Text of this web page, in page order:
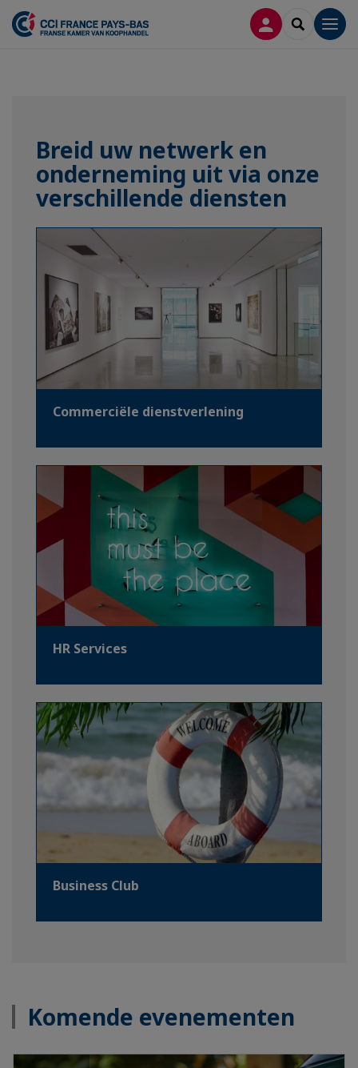
INLOGGEN
SEARCH
Breid uw netwerk en
onderneming uit via onze
verschillende diensten
Commerciële dienstverlening
HR Services
Business Club
Komende evenementen